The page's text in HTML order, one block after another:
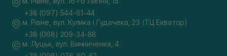
+38 (097) 544-61-44
м. Рівне, вул. Кулика і Гудачека, 23 (ТЦ Екватор)
+38 (068) 209-34-88
м. Луцьк, вул. Винниченка, 4